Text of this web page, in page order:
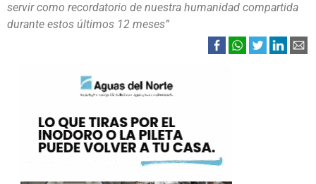
servir como recordatorio de nuestra humanidad compartida
durante estos últimos 12 meses”